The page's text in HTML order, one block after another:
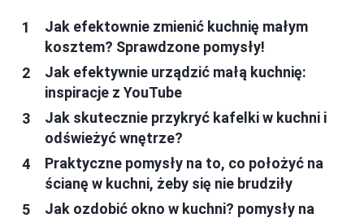
Jak efektownie zmienić kuchnię małym
kosztem? Sprawdzone pomysły!
Jak efektywnie urządzić małą kuchnię:
inspiracje z YouTube
Jak skutecznie przykryć kafelki w kuchni i
odświeżyć wnętrze?
Praktyczne pomysły na to, co położyć na
ścianę w kuchni, żeby się nie brudziły
Jak ozdobić okno w kuchni? pomysły na